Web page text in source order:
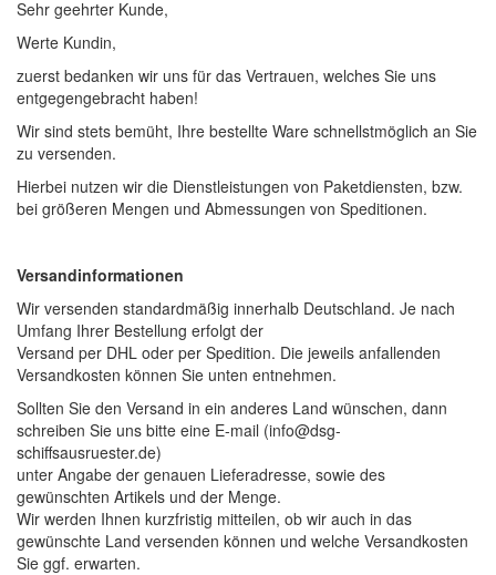
Sehr geehrter Kunde,
Werte Kundin,
zuerst bedanken wir uns für das Vertrauen, welches Sie uns
entgegengebracht haben!
Wir sind stets bemüht, Ihre bestellte Ware schnellstmöglich an Sie
zu versenden.
Hierbei nutzen wir die Dienstleistungen von Paketdiensten, bzw.
bei größeren Mengen und Abmessungen von Speditionen.
Versandinformationen
Wir versenden standardmäßig innerhalb Deutschland. Je nach
Umfang Ihrer Bestellung erfolgt der
Versand per DHL oder per Spedition. Die jeweils anfallenden
Versandkosten können Sie unten entnehmen.
Sollten Sie den Versand in ein anderes Land wünschen, dann
schreiben Sie uns bitte eine E-mail (info@dsg-
schiffsausruester.de)
unter Angabe der genauen Lieferadresse, sowie des
gewünschten Artikels und der Menge.
Wir werden Ihnen kurzfristig mitteilen, ob wir auch in das
gewünschte Land versenden können und welche Versandkosten
Sie ggf. erwarten.